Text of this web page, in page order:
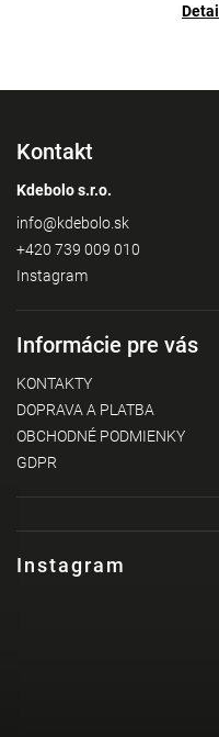
Detail
Instagram
Kontakt
Kdebolo s.r.o.
info@kdebolo.sk
+420 739 009 010
Instagram
Informácie pre vás
KONTAKTY
DOPRAVA A PLATBA
OBCHODNÉ PODMIENKY
GDPR